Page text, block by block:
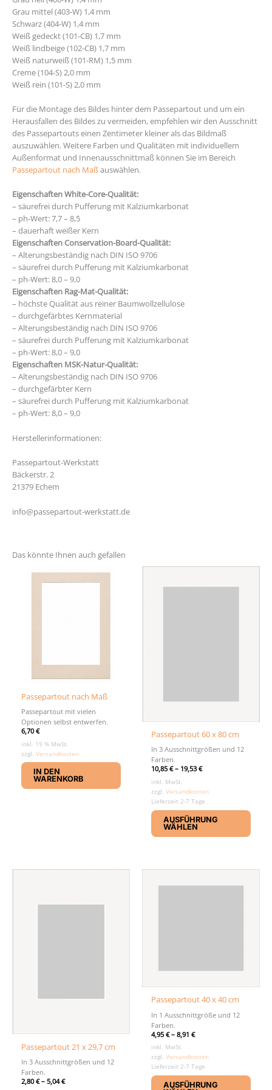
Grau mittel (403-W) 1,4 mm
Schwarz (404-W) 1,4 mm
Weiß gedeckt (101-CB) 1,7 mm
Weiß lindbeige (102-CB) 1,7 mm
Weiß naturweiß (101-RM) 1,5 mm
Creme (104-S) 2,0 mm
Weiß rein (101-S) 2,0 mm
Für die Montage des Bildes hinter dem Passepartout und um ein
Herausfallen des Bildes zu vermeiden, empfehlen wir den Ausschnitt
des Passepartouts einen Zentimeter kleiner als das Bildmaß
auszuwählen. Weitere Farben und Qualitäten mit individuellem
Außenformat und Innenausschnittmaß können Sie im Bereich
Passepartout nach Maßauswählen.
Eigenschaften White-Core-Qualität:
– säurefrei durch Pufferung mit Kalziumkarbonat
– ph-Wert: 7,7 – 8,5
– dauerhaft weißer Kern
Eigenschaften Conservation-Board-Qualität:
– Alterungsbeständig nach DIN ISO 9706
– säurefrei durch Pufferung mit Kalziumkarbonat
– ph-Wert: 8,0 – 9,0
Eigenschaften Rag-Mat-Qualität:
– höchste Qualität aus reiner Baumwollzellulose
– durchgefärbtes Kernmaterial
– Alterungsbeständig nach DIN ISO 9706
– säurefrei durch Pufferung mit Kalziumkarbonat
– ph-Wert: 8,0 – 9,0
Eigenschaften MSK-Natur-Qualität:
– Alterungsbeständig nach DIN ISO 9706
– durchgefärbter Kern
– säurefrei durch Pufferung mit Kalziumkarbonat
– ph-Wert: 8,0 – 9,0
Herstellerinformationen:
Passepartout-Werkstatt
Bäckerstr. 2
21379 Echem
info@passepartout-werkstatt.de
Das könnte Ihnen auch gefallen
Passepartout nach Maß
Passepartout mit vielen
Optionen selbst entwerfen.
6,70€
inkl. 19 % MwSt.
zzgl.Versandkosten
IN DEN
WARENKORB
Passepartout 60 x 80 cm
In 3 Ausschnittgrößen und 12
Farben.
10,85€– 19,53€
inkl. MwSt.
zzgl.Versandkosten
Lieferzeit 2-7 Tage
AUSFÜHRUNG
WÄHLEN
weist
auf.
Passepartout 21 x 29,7 cm
In 3 Ausschnittgrößen und 12
Farben.
2,80€–5,04€
Passepartout 40 x 40 cm
In 1 Ausschnittgröße und 12
Farben.
4,95€–8,91€
inkl. MwSt.
zzgl.Versandkosten
Lieferzeit 2-7 Tage
AUSFÜHRUNG